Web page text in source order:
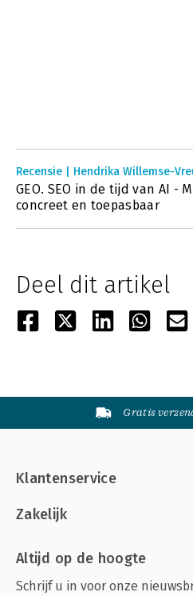
Recensie | Hendrika Willemse-
GEO. SEO in de tijd van AI -
concreet en toepasbaar
Deel dit artikel
Gratis
Klantenservice
Zakelijk
Altijd op de hoogte
Schrijf u in voor onze